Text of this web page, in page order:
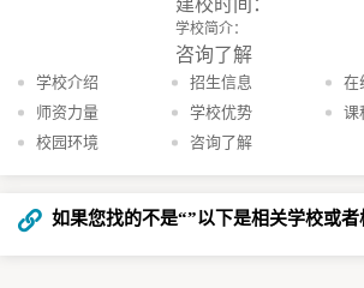
建校时间：
学校简介：
咨询了解
学校介绍 招生信息
在
师资力量
学校优势
课
校园环境
咨询了解
如果您找的不是“”以下是相关学校或者